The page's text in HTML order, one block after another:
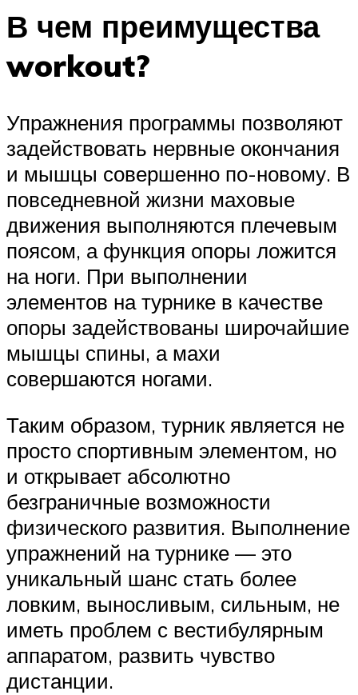
В чем преимущества
workout?
Упражнения программы позволяют
задействовать нервные окончания
и мышцы совершенно по-новому. В
повседневной жизни маховые
движения выполняются плечевым
поясом, а функция опоры ложится
на ноги. При выполнении
элементов на турнике в качестве
опоры задействованы широчайшие
мышцы спины, а махи
совершаются ногами.
Таким образом, турник является не
просто спортивным элементом, но
и открывает абсолютно
безграничные возможности
физического развития. Выполнение
упражнений на турнике — это
уникальный шанс стать более
ловким, выносливым, сильным, не
иметь проблем с вестибулярным
аппаратом, развить чувство
дистанции.